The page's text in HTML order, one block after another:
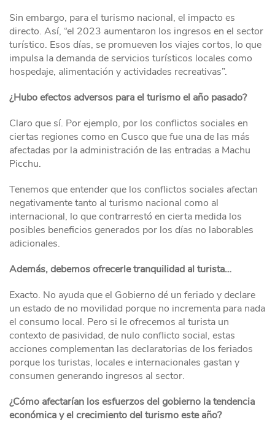
Sin embargo, para el turismo nacional, el impacto es
directo. Así, “el 2023 aumentaron los ingresos en el sector
turístico. Esos días, se promueven los viajes cortos, lo que
impulsa la demanda de servicios turísticos locales como
hospedaje, alimentación y actividades recreativas”.
¿Hubo efectos adversos para el turismo el año pasado?
Claro que sí. Por ejemplo, por los conflictos sociales en
ciertas regiones como en Cusco que fue una de las más
afectadas por la administración de las entradas a Machu
Picchu.
Tenemos que entender que los conflictos sociales afectan
negativamente tanto al turismo nacional como al
internacional, lo que contrarrestó en cierta medida los
posibles beneficios generados por los días no laborables
adicionales.
Además, debemos ofrecerle tranquilidad al turista…
Exacto. No ayuda que el Gobierno dé un feriado y declare
un estado de no movilidad porque no incrementa para nada
el consumo local. Pero si le ofrecemos al turista un
contexto de pasividad, de nulo conflicto social, estas
acciones complementan las declaratorias de los feriados
porque los turistas, locales e internacionales gastan y
consumen generando ingresos al sector.
¿Cómo afectarían los esfuerzos del gobierno la tendencia
económica y el crecimiento del turismo este año?